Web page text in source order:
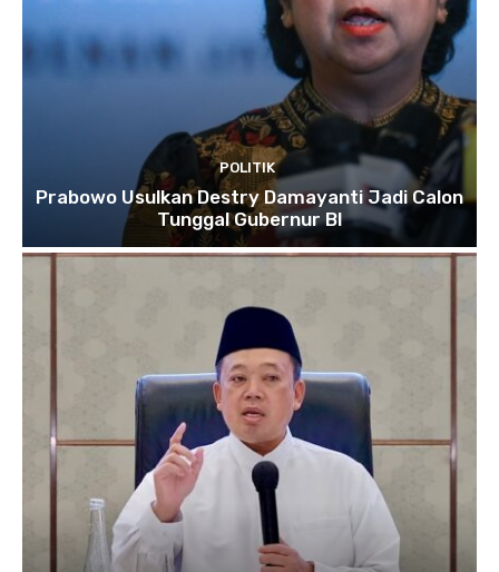
POLITIK
Prabowo Usulkan Destry Damayanti Jadi Calon
Tunggal Gubernur BI